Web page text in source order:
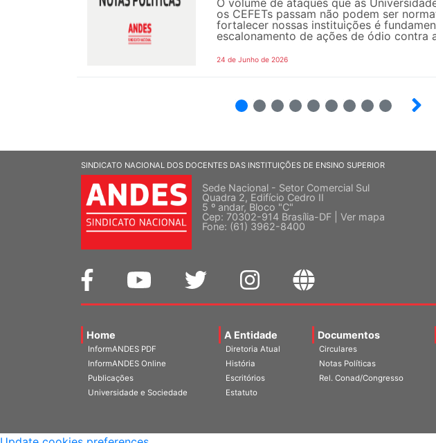
os CEFETs passam não podem ser
fortalecer nossas instituições é
escalonamento de ações de ódio contra
24 de Junho de 2026
SINDICATO NACIONAL DOS DOCENTES DAS INSTITUIÇÕES DE ENSINO SUPERIOR
Sede Nacional - Setor Comercial Sul
Quadra 2, Edifício Cedro II
5 º andar, Bloco "C"
Cep: 70302-914 Brasília-DF | Ver mapa
Fone: (61) 3962-8400
Home
InformANDES PDF
InformANDES Online
Publicações
Universidade e Sociedade
A Entidade
Diretoria Atual
História
Escritórios
Estatuto
Documentos
Circulares
Notas Políticas
Rel. Conad/Congresso